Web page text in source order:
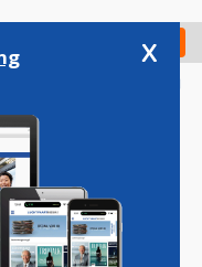
Check in
Vacatures
x